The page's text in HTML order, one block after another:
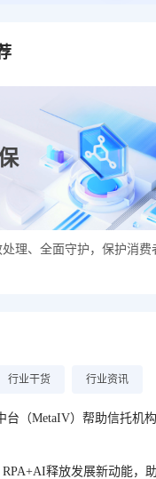
理、全面守护，保护消费
行业干货 行业资讯
台（MetaIV）帮助信托机
释放发展新动能，